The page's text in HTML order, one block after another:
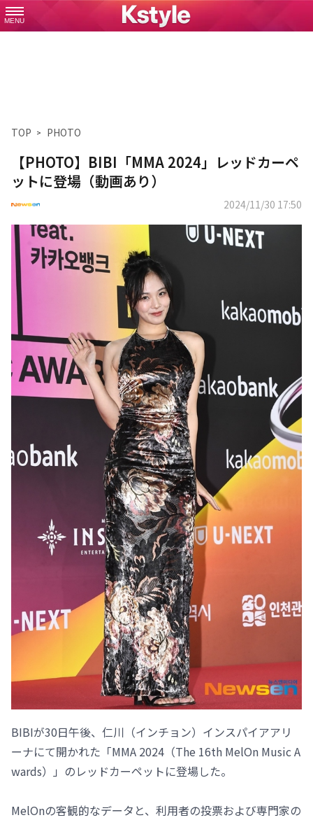
MENU
TOP PHOTO
【PHOTO】BIBI「MMA 2024」レッドカーペ
ットに登場（動画あり）
2024/11/30 17:50
BIBIが30日午後、仁川（インチョン）インスパイアアリ
ーナにて開かれた「MMA 2024（The 16th MelOn Music A
wards）」のレッドカーペットに登場した。
MelOnの客観的なデータと、利用者の投票および専門家の